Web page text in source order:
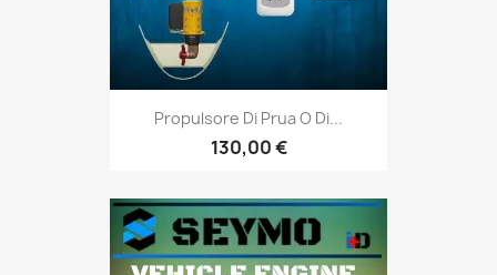
Propulsore Di Prua O Di...
130,00 €